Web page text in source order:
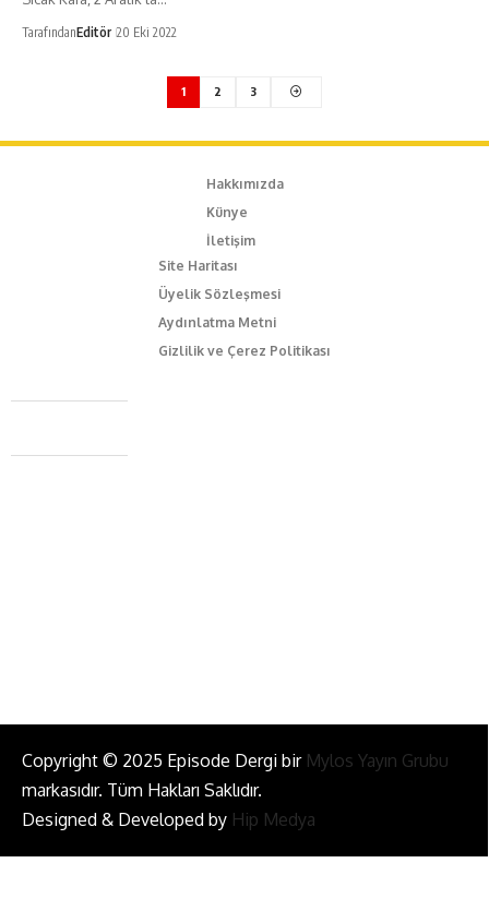
TarafındanEditör 20 Eki 2022
1 2 3
Hakkımızda
Künye
İletişim
Site Haritası
Üyelik Sözleşmesi
Aydınlatma Metni
Gizlilik ve Çerez Politikası
Caferağa Mah. Dr. Şakir Paşa Sok. No3/A Kadıköy İstanbul
+90 543 345 46 00
Copyright © 2025 Episode Dergi bir Mylos Yayın Grubu
markasıdır. Tüm Hakları Saklıdır.
Designed & Developed by Hip Medya